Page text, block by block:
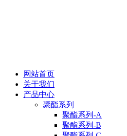
网站首页
关于我们
产品中心
聚酯系列
聚酯系列-A
聚酯系列-B